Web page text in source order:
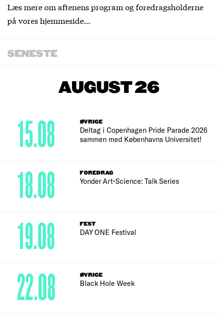
Læs mere om aftenens program og foredragsholderne
på voreshjemmeside…
SENESTE
AUGUST 26
ØVRIGE
Deltag i Copenhagen Pride Parade 2026
sammen med Københavns Universitet!
15.08
FOREDRAG
Yonder Art•Science: Talk Series
18.08
FEST
DAY ONE Festival
19.08
ØVRIGE
Black Hole Week
22.08